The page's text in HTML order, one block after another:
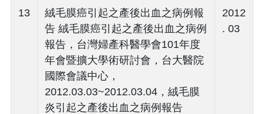
13
絨毛膜癌引起之產後出血之病例報
告 絨毛膜癌引起之產後出血之病例
報告，台灣婦產科醫學會101年度
年會暨擴大學術研討會，台大醫院
國際會議中心，
2012.03.03~2012.03.04，絨毛膜
炎引起之產後出血之病例報告
2012
. 03